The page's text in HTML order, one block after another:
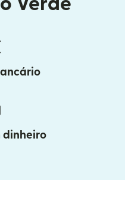
Verde
dinheiro